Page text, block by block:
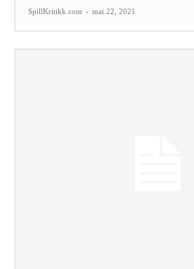
SpillKritikk.com - mai 22, 2021